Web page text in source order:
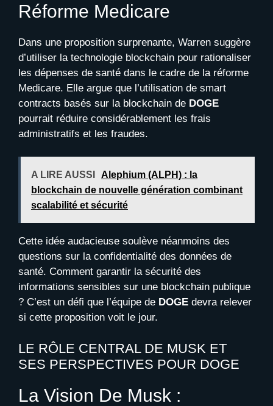
Réforme Medicare
Dans une proposition surprenante, Warren suggère
d’utiliser la technologie blockchain pour rationaliser
les dépenses de santé dans le cadre de la réforme
Medicare. Elle argue que l’utilisation de smart
contracts basés sur la blockchain de DOGE
pourrait réduire considérablement les frais
administratifs et les fraudes.
A LIRE AUSSI
Alephium (ALPH) : la
blockchain de nouvelle génération combinant
scalabilité et sécurité
Cette idée audacieuse soulève néanmoins des
questions sur la confidentialité des données de
santé. Comment garantir la sécurité des
informations sensibles sur une blockchain publique
? C’est un défi que l’équipe de DOGE devra relever
si cette proposition voit le jour.
LE RÔLE CENTRAL DE MUSK ET
SES PERSPECTIVES POUR DOGE
La Vision De Musk :